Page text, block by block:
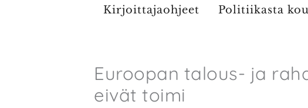
Kirjoittajaohjeet
Politiikasta
Euroopan talous- ja
eivät toimi